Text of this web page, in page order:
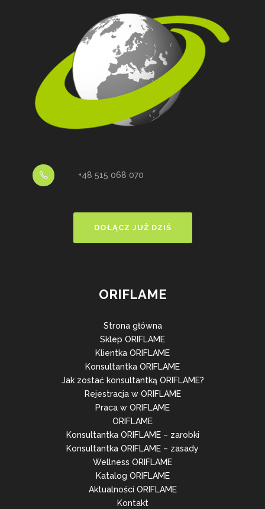
+48 515 068 070
DOŁĄCZ JUŻ DZIŚ
ORIFLAME
Strona główna
Sklep ORIFLAME
Klientka ORIFLAME
Konsultantka ORIFLAME
Jak zostać konsultantką ORIFLAME?
Rejestracja w ORIFLAME
Praca w ORIFLAME
ORIFLAME
Konsultantka ORIFLAME – zarobki
Konsultantka ORIFLAME – zasady
Wellness ORIFLAME
Katalog ORIFLAME
Aktualności ORIFLAME
Kontakt